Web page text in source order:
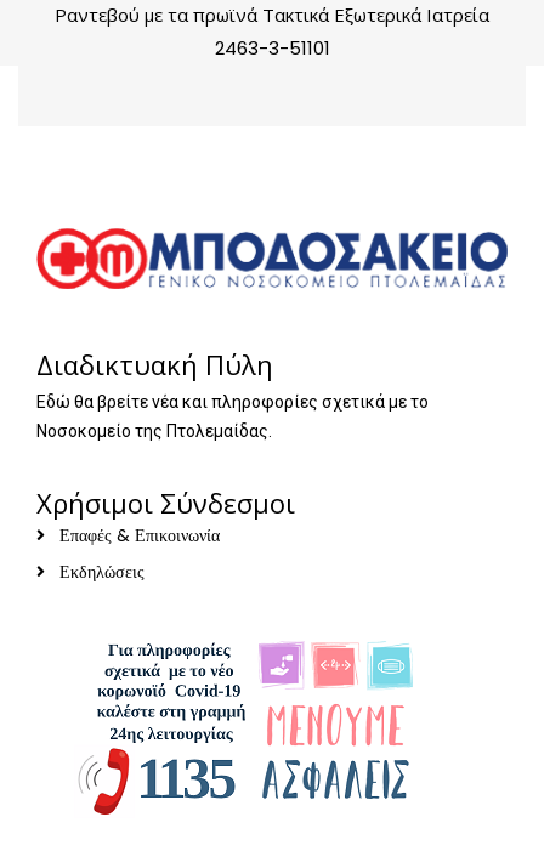
Ραντεβού με τα πρωϊνά Τακτικά Εξωτερικά Ιατρεία
2463-3-51101
Διαδικτυακή Πύλη
Εδώ θα βρείτε νέα και πληροφορίες σχετικά με το
Νοσοκομείο της Πτολεμαίδας.
Χρήσιμοι Σύνδεσμοι
Επαφές & Επικοινωνία
Εκδηλώσεις